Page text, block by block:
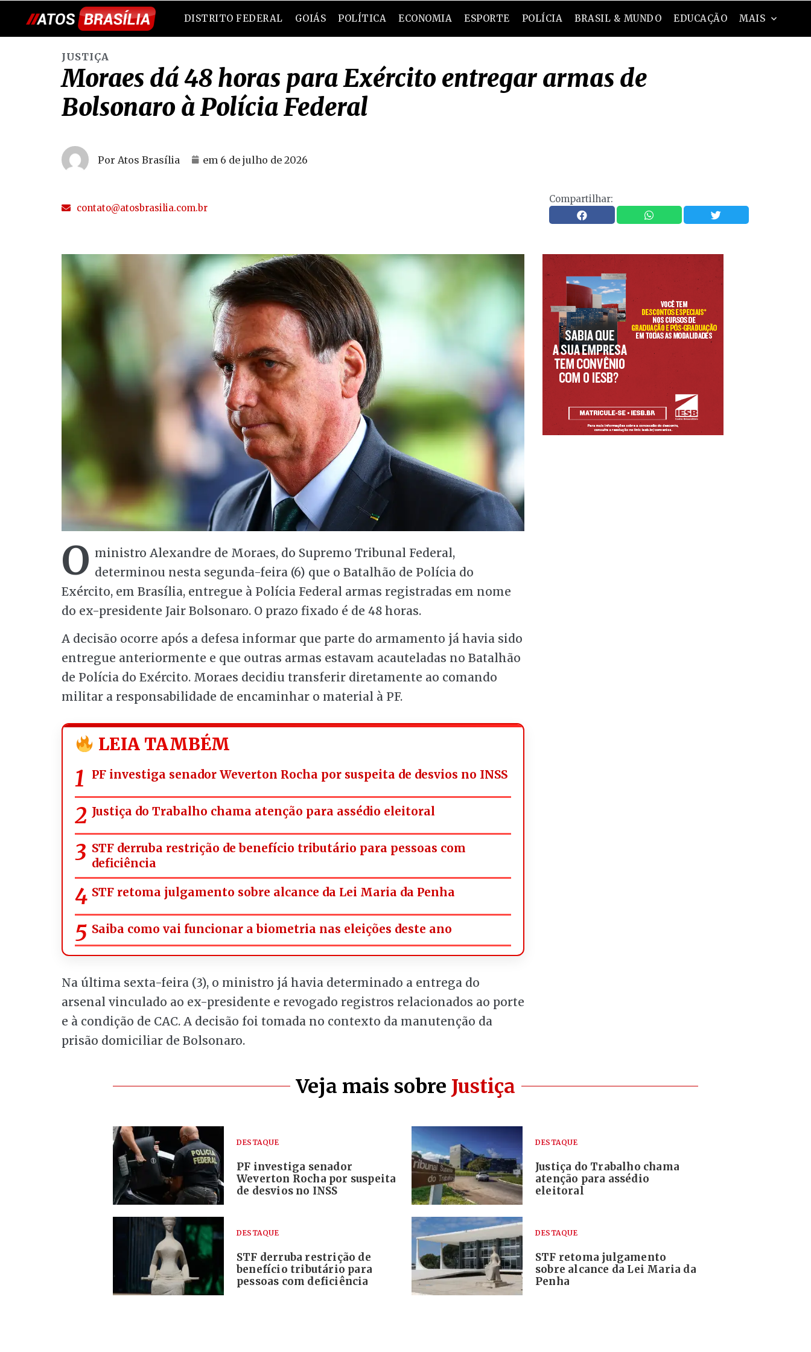
DISTRITO FEDERAL GOIÁS POLÍTICA ECONOMIA ESPORTE POLÍCIA BRASIL & MUNDO EDUCAÇÃO MAIS
JUSTIÇA
Moraes dá 48 horas para Exército entregar armas de
Bolsonaro à Polícia Federal
Por Atos Brasília em 6 de julho de 2026
contato@atosbrasilia.com.br
Compartilhar:
O ministro Alexandre de Moraes, do Supremo Tribunal Federal,
determinou nesta segunda-feira (6) que o Batalhão de Polícia do
Exército, em Brasília, entregue à Polícia Federal armas registradas em nome
do ex-presidente Jair Bolsonaro. O prazo fixado é de 48 horas.
A decisão ocorre após a defesa informar que parte do armamento já havia sido
entregue anteriormente e que outras armas estavam acauteladas no Batalhão
de Polícia do Exército. Moraes decidiu transferir diretamente ao comando
militar a responsabilidade de encaminhar o material à PF.
LEIA TAMBÉM
PF investiga senador Weverton Rocha por suspeita de desvios no INSS
Justiça do Trabalho chama atenção para assédio eleitoral
STF derruba restrição de benefício tributário para pessoas com
deficiência
STF retoma julgamento sobre alcance da Lei Maria da Penha
Saiba como vai funcionar a biometria nas eleições deste ano
Na última sexta-feira (3), o ministro já havia determinado a entrega do
arsenal vinculado ao ex-presidente e revogado registros relacionados ao porte
e à condição de CAC. A decisão foi tomada no contexto da manutenção da
prisão domiciliar de Bolsonaro.
Veja mais sobre Justiça
DESTAQUE
PF investiga senador
Weverton Rocha por suspeita
de desvios no INSS
DESTAQUE
Justiça do Trabalho chama
atenção para assédio
eleitoral
DESTAQUE
STF derruba restrição de
benefício tributário para
pessoas com deficiência
DESTAQUE
STF retoma julgamento
sobre alcance da Lei Maria da
Penha